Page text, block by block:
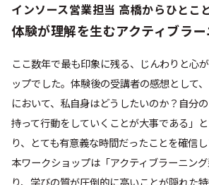
インソース営業担当 高橋からひとこ
体験が理解を生むアクティブラ
ここ数年で最も印象に残る、じんわりと心
ップでした。体験後の受講者の感想として
において、私自身はどうしたいのか？自分
持って行動をしていくことが大事である」
り、とても有意義な時間だったことを確信し
本ワークショップは「アクティブラーニン
り、学びの質が圧倒的に高いことが隠れた特